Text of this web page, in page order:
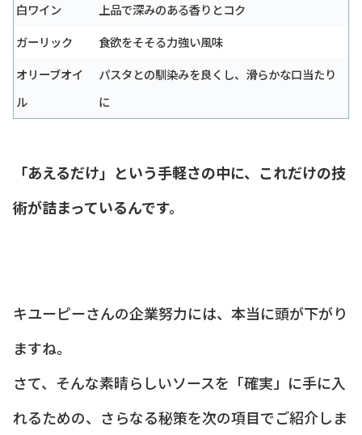
白ワイン
上品で深みのある香りとコク
ガーリック
食欲をそそる力強い風味
オリーブオイ
ル
パスタとの馴染みを良くし、滑らかな口当たり
に
「あえるだけ」という手軽さの中に、これだけの技
術が詰まっているんです。
キユーピーさんの企業努力には、本当に頭が下がり
ますね。
さて、そんな素晴らしいソースを「確実」に手に入
れるための、さらなる秘策を次の項目でご紹介しま